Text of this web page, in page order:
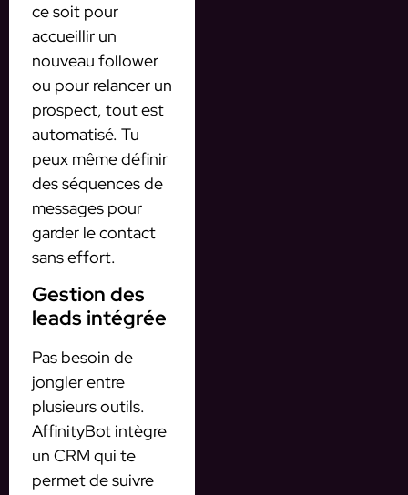
ce soit pour
accueillir un
nouveau follower
ou pour relancer un
prospect, tout est
automatisé. Tu
peux même définir
des séquences de
messages pour
garder le contact
sans effort.
Gestion des
leads intégrée
Pas besoin de
jongler entre
plusieurs outils.
AffinityBot intègre
un CRM qui te
permet de suivre